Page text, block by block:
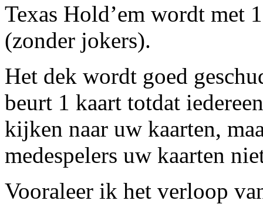
Texas Hold’em wordt met
(zonder jokers).
Het dek wordt goed
beurt 1 kaart totdat
kijken naar uw kaarten,
medespelers uw kaarten
Vooraleer ik het verloop